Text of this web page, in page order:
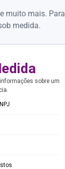
muito mais. Para
medida.
sobre um